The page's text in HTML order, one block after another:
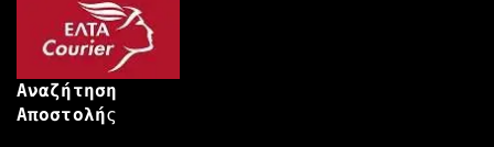
Αναζήτηση
Αποστολής